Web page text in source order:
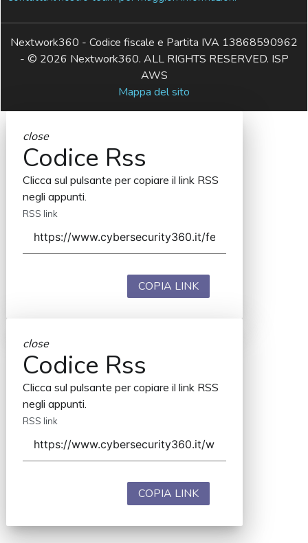
Nextwork360 - Codice fiscale e Partita IVA 13868590962
- © 2026 Nextwork360. ALL RIGHTS RESERVED. ISP
AWS
Mappa del sito
close
Codice Rss
Clicca sul pulsante per copiare il link RSS
negli appunti.
RSS link
COPIA LINK
close
Codice Rss
Clicca sul pulsante per copiare il link RSS
negli appunti.
RSS link
COPIA LINK